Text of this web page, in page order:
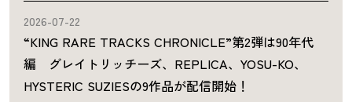
2026-07-22
“KING RARE TRACKS CHRONICLE”第2弾は90年代
編 グレイトリッチーズ、REPLICA、YOSU-KO、
HYSTERIC SUZIESの9作品が配信開始！